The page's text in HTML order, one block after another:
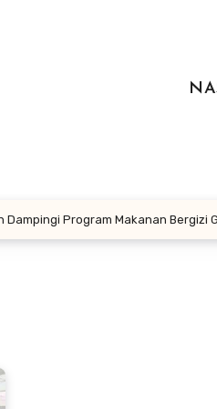
Dampingi Program Makanan Bergizi